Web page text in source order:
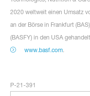
2020 weltweit einen Umsatz
an der Börse in Frankfurt
(BASFY) in den USA
www.basf.com.
P-21-391